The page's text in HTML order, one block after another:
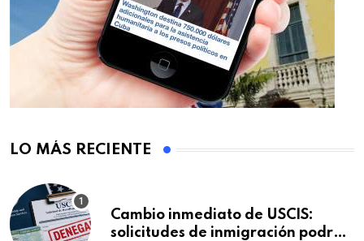
LO MÁS RECIENTE
Cambio inmediato de USCIS:
solicitudes de inmigración podrán